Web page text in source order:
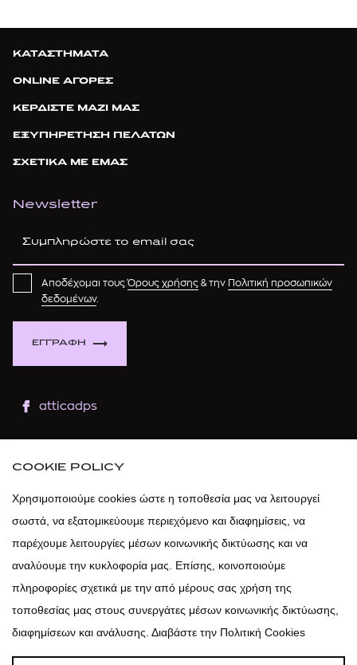
ΚΑΤΑΣΤΗΜΑΤΑ
ONLINE ΑΓΟΡΕΣ
ΚΕΡΔΙΣΤΕ ΜΑΖΙ ΜΑΣ
ΕΞΥΠΗΡΕΤΗΣΗ ΠΕΛΑΤΩΝ
ΣΧΕΤΙΚΑ ΜΕ ΕΜΑΣ
Newsletter
ΕΓΓΡΑΦΗ
Αποδέχομαι τουςΌρους χρήσης & την Πολιτική προσωπικών
δεδομένων.
atticadps
atticadps
COOKIE POLICY
Χρησιμοποιούμε cookies ώστε η τοποθεσία μας να λειτουργεί
σωστά, να εξατομικεύουμε περιεχόμενο και διαφημίσεις, να
παρέχουμε λειτουργίες μέσων κοινωνικής δικτύωσης και να
αναλύουμε την κυκλοφορία μας. Επίσης, κοινοποιούμε
πληροφορίες σχετικά με την από μέρους σας χρήση της
τοποθεσίας μας στους συνεργάτες μέσων κοινωνικής δικτύωσης,
διαφημίσεων και ανάλυσης. Διαβάστε την Πολιτική Cookies